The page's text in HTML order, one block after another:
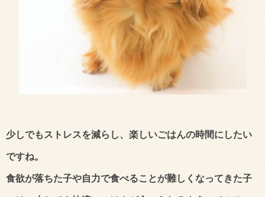
少しでもストレスを減らし、楽しいごはんの時間にしたい
ですね。
食欲が落ちた子や自力で食べることが難しくなってきた子